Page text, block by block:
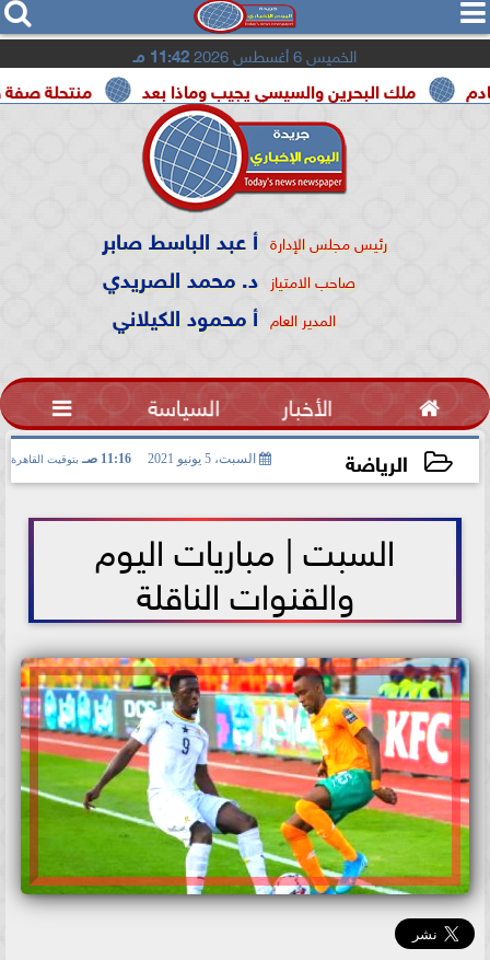
  
الخميس 6 أغسطس 2026 11:42 مـ
منتحلة صفة صحفية ملك البحرين والسيسي يجيب وماذا بعد
رئيس مجلس الإدارة أ عبد الباسط صابر
صاحب الامتياز د. محمد الصريدي
المدير العام أ محمود الكيلاني
 الأخبار السياسة 
الرياضة السبت، 5 يونيو 2021 11:16 صـ بتوقيت القاهرة
السبت | مباريات اليوم
والقنوات الناقلة